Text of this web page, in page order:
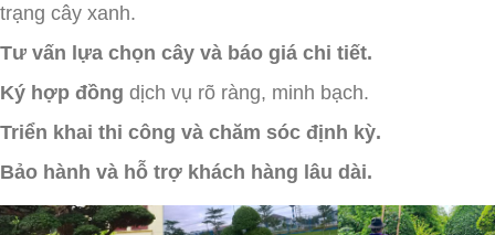
trạng cây xanh.
Tư vấn lựa chọn cây và báo giá chi tiết.
Ký hợp đồng dịch vụ rõ ràng, minh bạch.
Triển khai thi công và chăm sóc định kỳ.
Bảo hành và hỗ trợ khách hàng lâu dài.